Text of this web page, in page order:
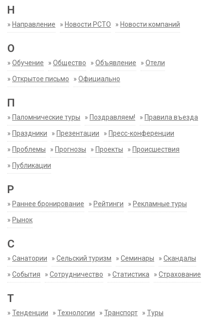
Н
» Направление » Новости РСТО » Новости компаний
О
» Обучение » Общество » Объявление » Отели
» Открытое письмо » Официально
П
» Паломнические туры » Поздравляем! » Правила въезда
» Праздники » Презентации » Пресс-конференции
» Проблемы » Прогнозы » Проекты » Происшествия
» Публикации
Р
» Раннее бронирование » Рейтинги » Рекламные туры
» Рынок
С
» Санатории » Сельский туризм » Семинары » Скандалы
» События » Сотрудничество » Статистика » Страхование
Т
» Тенденции » Технологии » Транспорт » Туры